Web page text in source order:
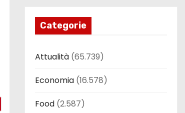
Categorie
Attualità (65.739)
Economia (16.578)
Food (2.587)